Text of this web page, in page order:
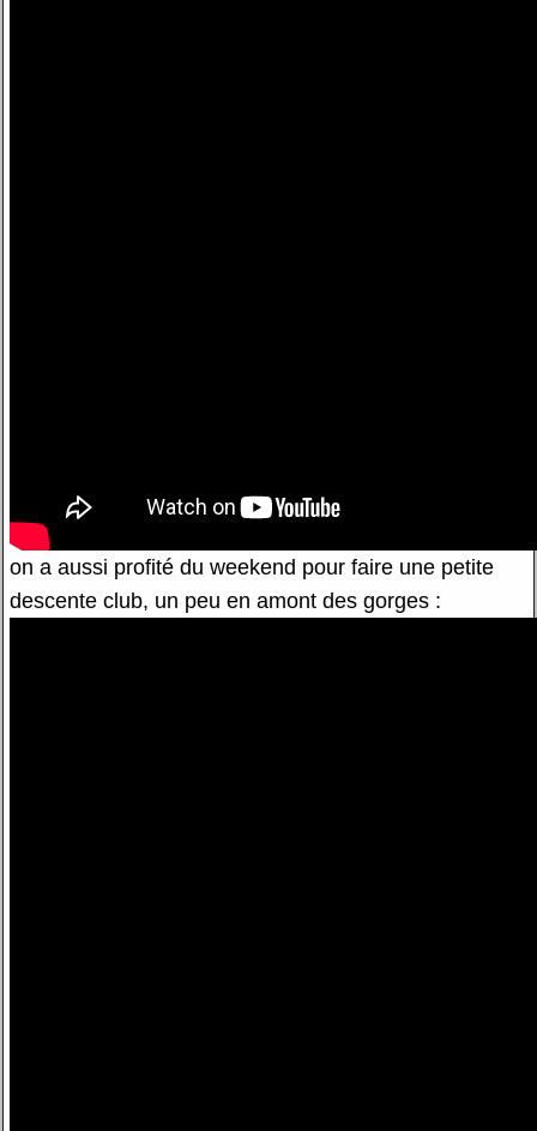
on a aussi profité du weekend pour faire une petite
descente club, un peu en amont des gorges :